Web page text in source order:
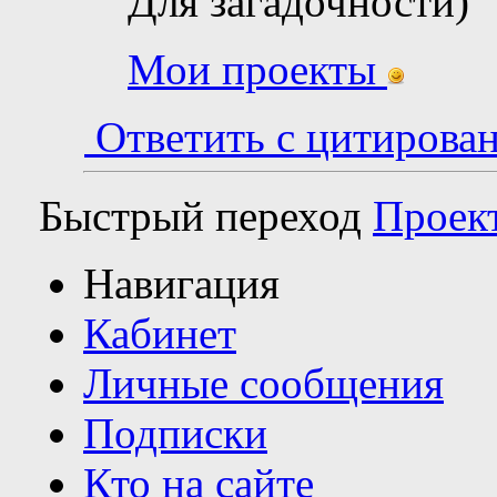
Мои проекты
Ответить с
Быстрый переход
Навигация
Кабинет
Личные сообщения
Подписки
Кто на сайте